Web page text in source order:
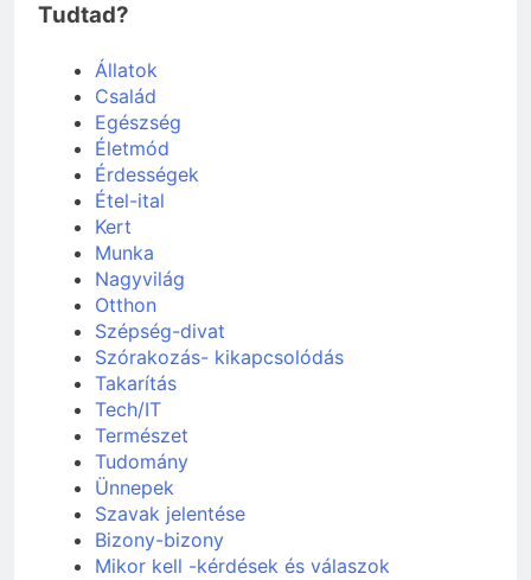
Tudtad?
Állatok
Család
Egészség
Életmód
Érdességek
Étel-ital
Kert
Munka
Nagyvilág
Otthon
Szépség-divat
Szórakozás- kikapcsolódás
Takarítás
Tech/IT
Természet
Tudomány
Ünnepek
Szavak jelentése
Bizony-bizony
Mikor kell -kérdések és válaszok